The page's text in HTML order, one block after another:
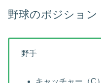
野球のポジション
野手